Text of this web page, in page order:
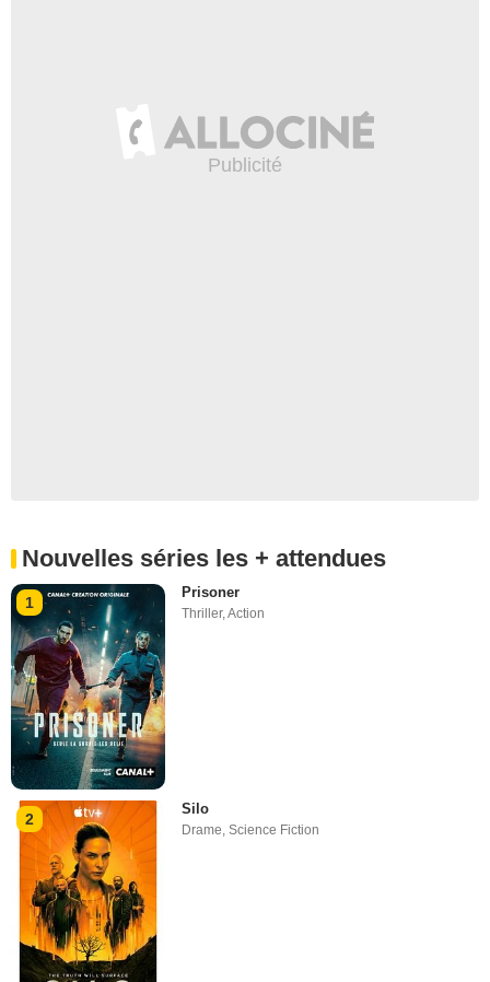
Nouvelles séries les + attendues
1
Prisoner
Thriller,Action
2
Silo
Drame,Science Fiction